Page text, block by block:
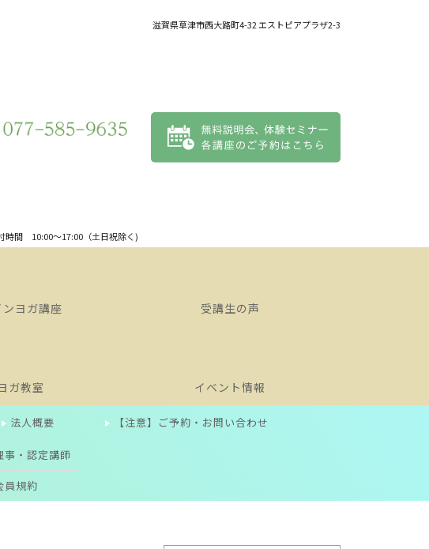
滋賀県草津市西大路町4-32 エストピアプラザ2-3
時間 10:00～17:00（土日祝除く)
ヨガ講座 受講生の声
ガ教室 イベント情報
法人概要
事・認定講師
員規約
【注意】ご予約・お問い合わせ